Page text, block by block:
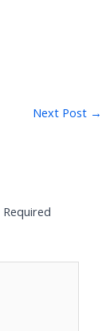
Next Post →
Required